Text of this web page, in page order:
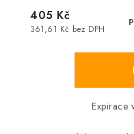
361,61 Kč bez DPH
405 Kč
Expirace